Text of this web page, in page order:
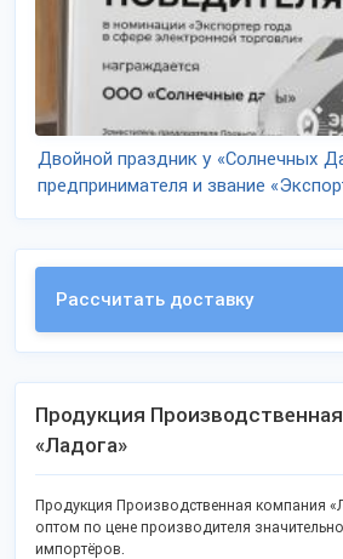
Двойной праздник у «Солнечных
предпринимателя и звание
Рассчитать доставку
Продукция
«Ладога»
Продукция Производственная компания
оптом по цене производителя
импортёров.